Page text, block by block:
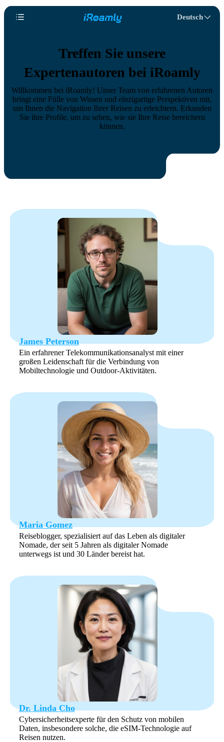
Deutsch
Treffen Sie unsere
Expertenautoren bei iRoamly
Willkommen bei iRoamly! Unser Team von erfahrenen Autoren
bringt eine Fülle von Wissen und einzigartige Perspektiven mit,
um Ihnen die Navigation Ihrer Reisen zu erleichtern. Erkunden
Sie ihre Profile, um zu sehen, wie sie Ihre Reise bereichern
können.
James Peterson
Ein erfahrener Telekommunikationsanalyst mit einer
großen Leidenschaft für die Verbindung von
Mobiltechnologie und Outdoor-Aktivitäten.
Maria Gomez
Reiseblogger, spezialisiert auf das Leben als digitaler
Nomade, der seit 5 Jahren als digitaler Nomade
unterwegs ist und 30 Länder bereist hat.
Dr. Linda Cho
Cybersicherheitsexperte für den Schutz von mobilen
Daten, insbesondere solche, die eSIM-Technologie auf
Reisen nutzen.